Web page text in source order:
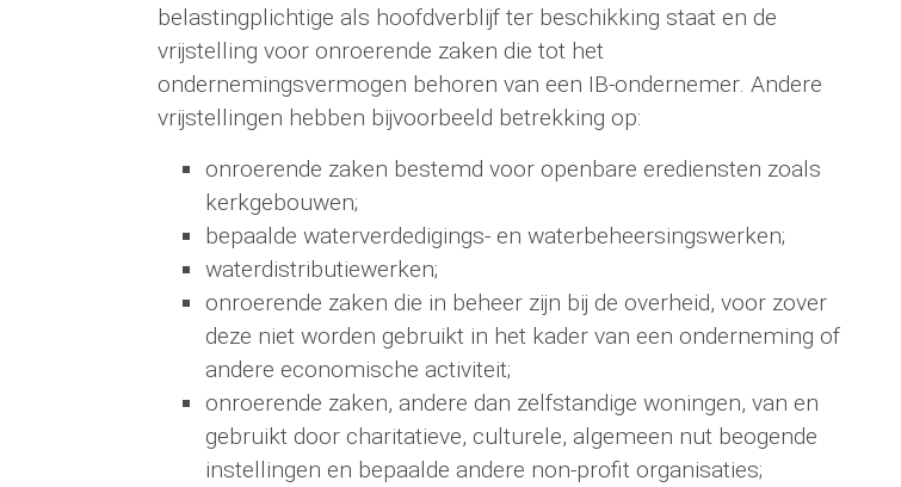
belastingplichtige als hoofdverblijf ter beschikking staat en de
vrijstelling voor onroerende zaken die tot het
ondernemingsvermogen behoren van een IB-ondernemer. Andere
vrijstellingen hebben bijvoorbeeld betrekking op:
onroerende zaken bestemd voor openbare erediensten zoals
kerkgebouwen;
bepaalde waterverdedigings- en waterbeheersingswerken;
waterdistributiewerken;
onroerende zaken die in beheer zijn bij de overheid, voor zover
deze niet worden gebruikt in het kader van een onderneming of
andere economische activiteit;
onroerende zaken, andere dan zelfstandige woningen, van en
gebruikt door charitatieve, culturele, algemeen nut beogende
instellingen en bepaalde andere non-profit organisaties;